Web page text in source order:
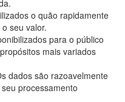
o quão rapidamente
seu valor.
para o público
mais variados
dados são razoavelmente
processamento